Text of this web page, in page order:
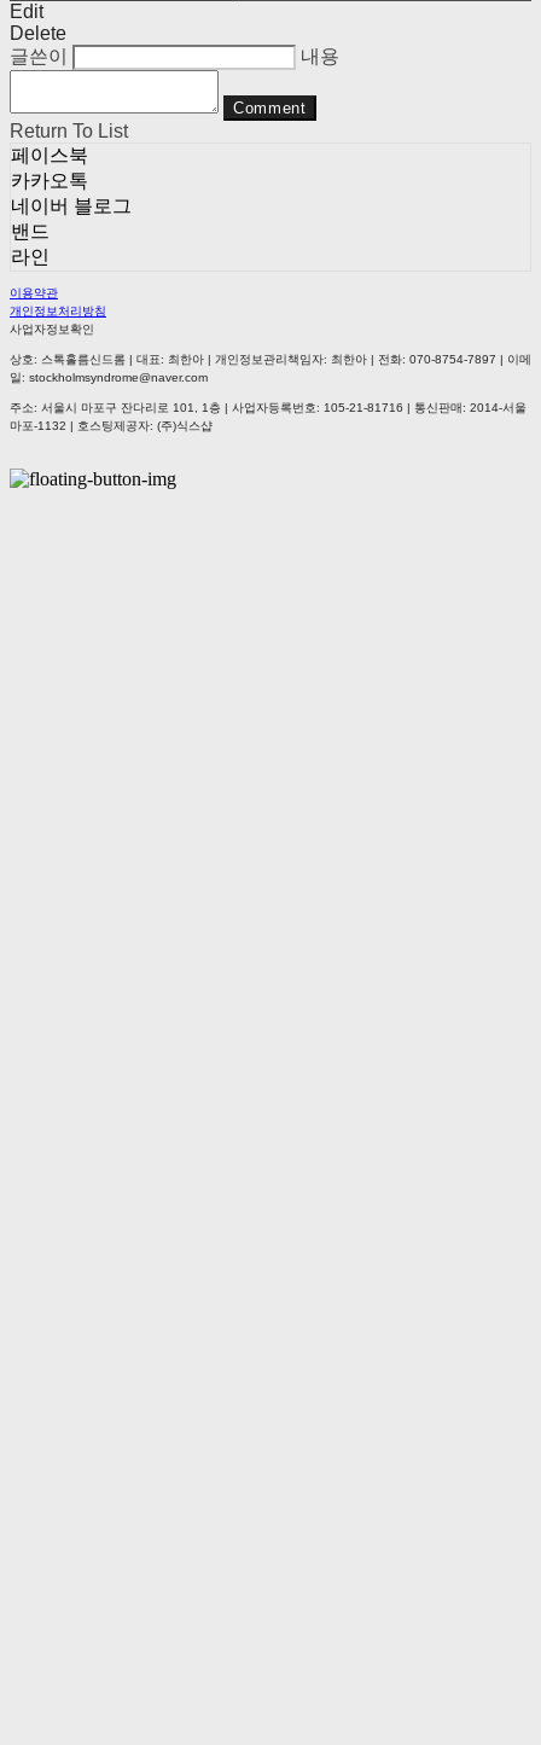
Edit
Delete
글쓴이
내용
Comment
Return To List
페이스북
카카오톡
네이버 블로그
밴드
라인
이용약관
개인정보처리방침
사업자정보확인
상호: 스톡홀름신드롬 | 대표: 최한아 | 개인정보관리책임자: 최한아 | 전화: 070-8754-7897 | 이메
일: stockholmsyndrome@naver.com
주소: 서울시 마포구 잔다리로 101, 1층 | 사업자등록번호: 105-21-81716 | 통신판매: 2014-서울
마포-1132 | 호스팅제공자: (주)식스샵